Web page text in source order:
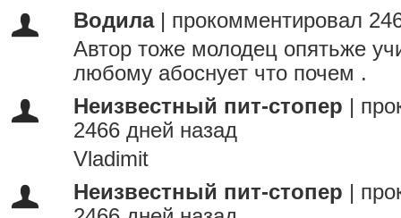
Водила| прокомментировал
Автор тоже молодец опятьже
любому абоснует что почем .
Неизвестный пит-стопер
2466 дней назад
Vladimit
Неизвестный пит-стопер